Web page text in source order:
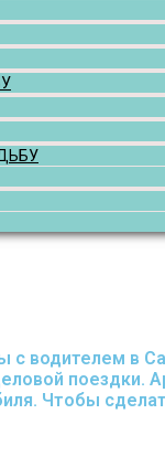
водителем в
Чтобы